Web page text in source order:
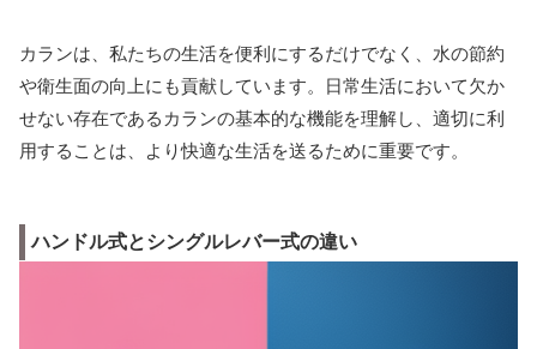
カランは、私たちの生活を便利にするだけでなく、水の節約
や衛生面の向上にも貢献しています。日常生活において欠か
せない存在であるカランの基本的な機能を理解し、適切に利
用することは、より快適な生活を送るために重要です。
ハンドル式とシングルレバー式の違い